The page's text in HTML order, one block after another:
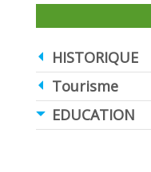
HISTORIQUE
Tourisme
EDUCATION